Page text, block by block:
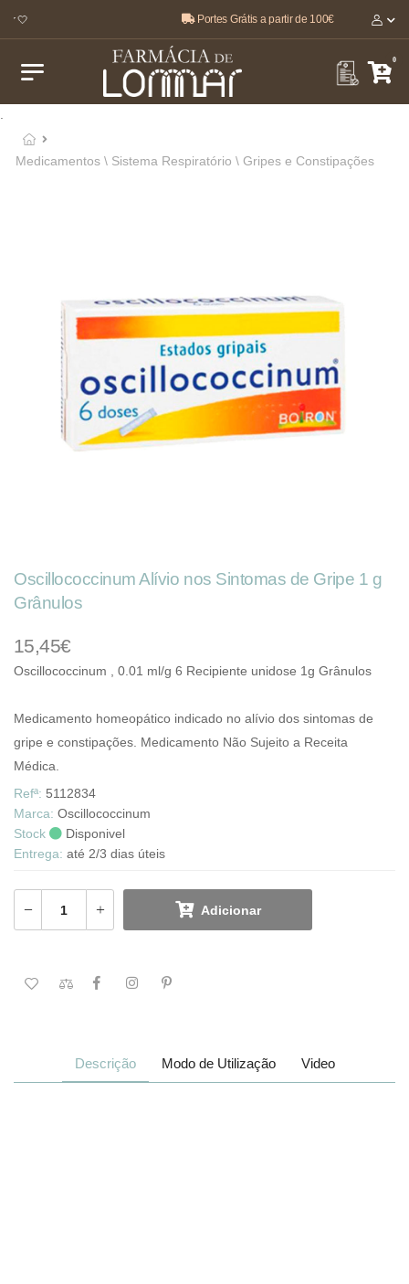
🤍 Portes Grátis a partir de 100€
0
Medicamentos \ Sistema Respiratório \ Gripes e Constipações
Descrição Modo de Utilização Video
Oscillococcinum Alívio nos Sintomas de Gripe 1 g
Grânulos
15,45€
Oscillococcinum , 0.01 ml/g 6 Recipiente unidose 1g Grânulos
Medicamento homeopático indicado no alívio dos sintomas de
gripe e constipações. Medicamento Não Sujeito a Receita
Médica.
Refª: 5112834
Marca: Oscillococcinum
Stock
Disponivel
Entrega: até 2/3 dias úteis
Adicionar